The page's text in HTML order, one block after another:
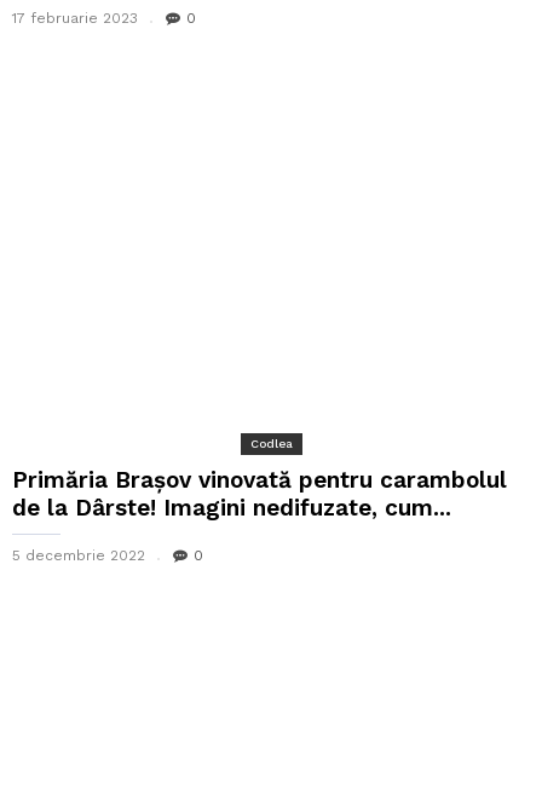
17 februarie 2023 0
Codlea
Primăria Brașov vinovată pentru carambolul
de la Dârste! Imagini nedifuzate, cum...
5 decembrie 2022 0